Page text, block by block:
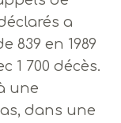
a
839 en 1989
1 700 décès.
une
dans une